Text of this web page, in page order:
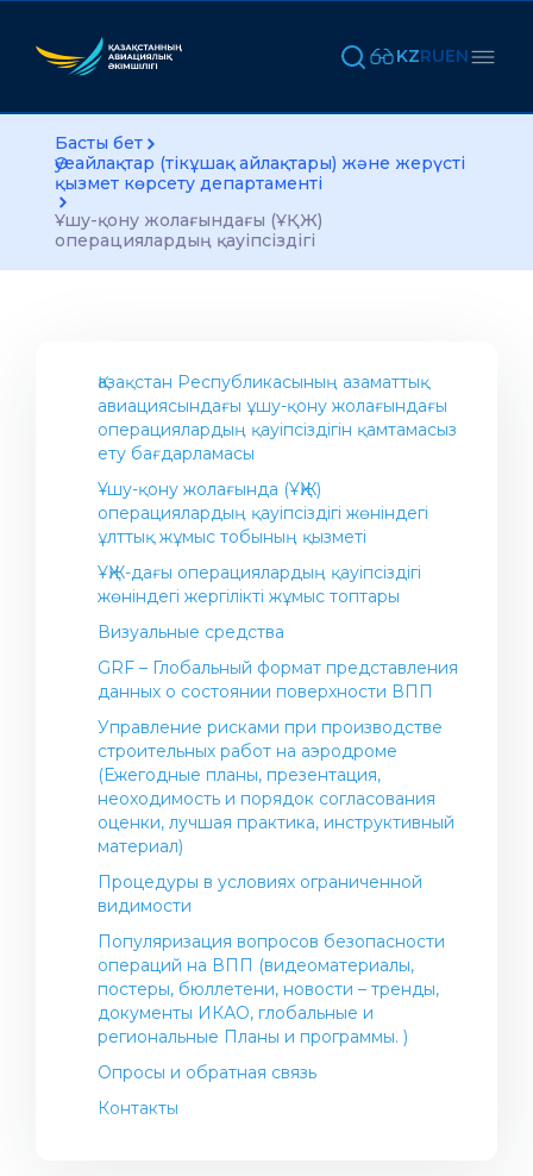
KZRUEN
Басты бет
Әуеайлақтар (тікұшақ айлақтары) және жерүсті
қызмет көрсету департаменті
Ұшу-қону жолағындағы (ҰҚЖ)
операциялардың қауіпсіздігі
Қазақстан Республикасының азаматтық
авиациясындағы ұшу-қону жолағындағы
операциялардың қауіпсіздігін қамтамасыз
ету бағдарламасы
Ұшу-қону жолағында (ҰҚЖ)
операциялардың қауіпсіздігі жөніндегі
ұлттық жұмыс тобының қызметі
ҰҚЖ-дағы операциялардың қауіпсіздігі
жөніндегі жергілікті жұмыс топтары
Визуальные средства
GRF – Глобальный формат представления
данных о состоянии поверхности ВПП
Управление рисками при производстве
строительных работ на аэродроме
(Ежегодные планы, презентация,
неоходимость и порядок согласования
оценки, лучшая практика, инструктивный
материал)
Процедуры в условиях ограниченной
видимости
Популяризация вопросов безопасности
операций на ВПП (видеоматериалы,
постеры, бюллетени, новости – тренды,
документы ИКАО, глобальные и
региональные Планы и программы. )
Опросы и обратная связь
Контакты